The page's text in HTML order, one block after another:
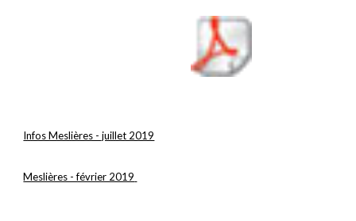
Infos Meslières - juillet 2019
Meslières - février 2019